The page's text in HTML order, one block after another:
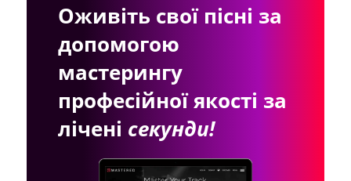
Оживіть свої пісні за
допомогою
мастерингу
професійної якості за
лічені секунди!